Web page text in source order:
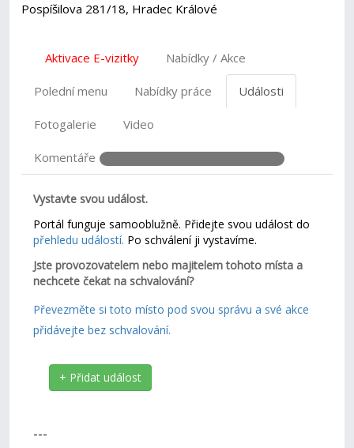
Pospíšilova 281/18, Hradec Králové
Aktivace E-vizitky Nabídky / Akce
Polední menu Nabídky práce Události
Fotogalerie Video
Komentáře
Vystavte svou událost.
Portál funguje samooblužně. Přidejte svou událost do
přehledu událostí. Po schválení ji vystavíme.
Jste provozovatelem nebo majitelem tohoto místa a
nechcete čekat na schvalování?
Převezměte si toto místo pod svou správu a své akce
přidávejte bez schvalování.
+ Přidat událost
---